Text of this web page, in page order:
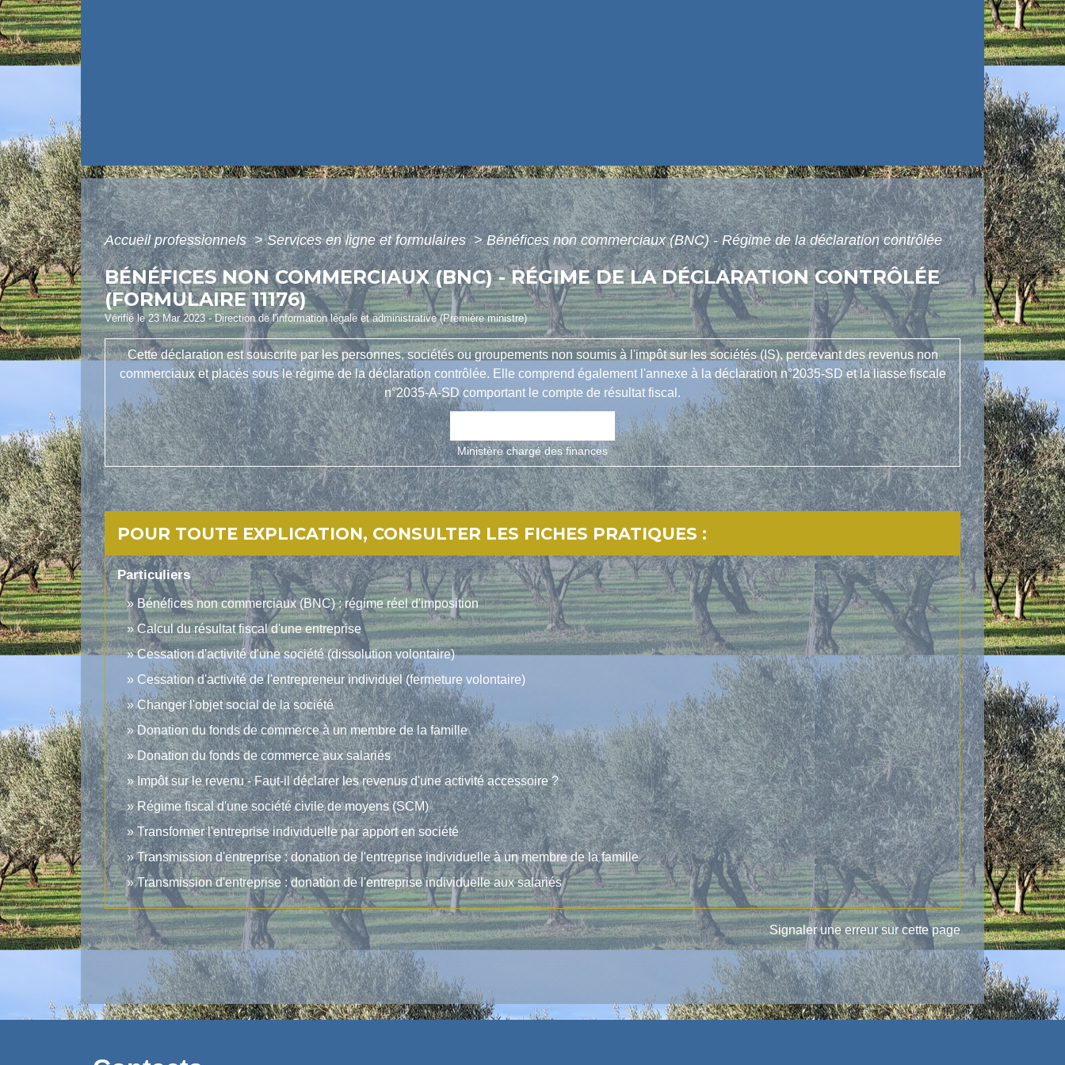
Accueil professionnels> Services en ligne et formulaires> Bénéfices non commerciaux (BNC) - Régime de la déclaration contrôlée
BÉNÉFICES NON COMMERCIAUX (BNC) - RÉGIME DE LA DÉCLARATION CONTRÔLÉE
(FORMULAIRE 11176)
Vérifié le 23 Mar 2023 - Direction de l'information légale et administrative (Première ministre)
Cette déclaration est souscrite par les personnes, sociétés ou groupements non soumis à l'impôt sur les sociétés (IS), percevant des revenus non
commerciaux et placés sous le régime de la déclaration contrôlée. Elle comprend également l'annexe à la déclaration n°2035-SD et la liasse fiscale
n°2035-A-SD comportant le compte de résultat fiscal.
Ministère chargé des finances
POUR TOUTE EXPLICATION, CONSULTER LES FICHES PRATIQUES :
Particuliers
Bénéfices non commerciaux (BNC) : régime réel d'imposition
Calcul du résultat fiscal d'une entreprise
Cessation d'activité d'une société (dissolution volontaire)
Cessation d'activité de l'entrepreneur individuel (fermeture volontaire)
Changer l'objet social de la société
Donation du fonds de commerce à un membre de la famille
Donation du fonds de commerce aux salariés
Impôt sur le revenu - Faut-il déclarer les revenus d'une activité accessoire ?
Régime fiscal d'une société civile de moyens (SCM)
Transformer l'entreprise individuelle par apport en société
Transmission d'entreprise : donation de l'entreprise individuelle à un membre de la famille
Transmission d'entreprise : donation de l'entreprise individuelle aux salariés
Signaler une erreur sur cette page